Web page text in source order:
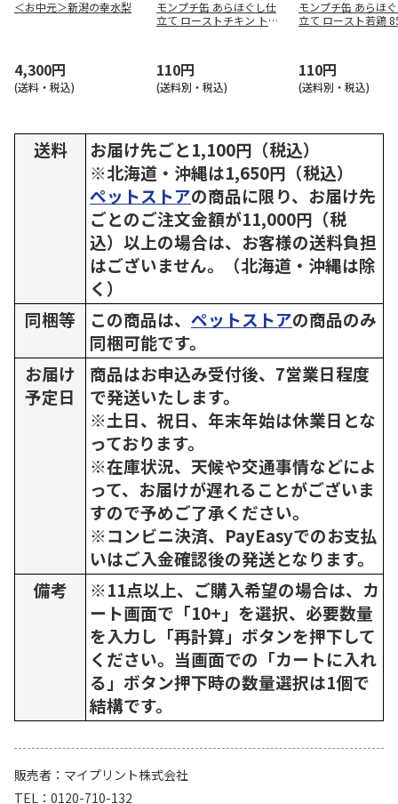
＜お中元＞新潟の幸水梨
4,300円
(送料・税込)
モンプチ缶 あらほぐし仕
立て ローストチキン トマ
110円
(送料別・税込)
モンプチ缶 あらほ
立て ロースト若鶏
110円
(送料別・税込)
送料
お届け先ごと1,100円（税込）
※北海道・沖縄は1,650円（税込）
ペットストアの商品に限り、お届け先
ごとのご注文金額が11,000円（税
込）以上の場合は、お客様の送料負担
はございません。（北海道・沖縄は除
く）
同梱等
この商品は、 ペットストアの商品のみ
同梱可能です。
お届け
予定日
商品はお申込み受付後、7営業日程度
で発送いたします。
※土日、祝日、年末年始は休業日とな
っております。
※在庫状況、天候や交通事情などによ
って、お届けが遅れることがございま
すので予めご了承ください。
※コンビニ決済、PayEasyでのお支払
いはご入金確認後の発送となります。
備考
※11点以上、ご購入希望の場合は、カ
ート画面で「10+」を選択、必要数量
を入力し「再計算」ボタンを押下して
ください。当画面での「カートに入れ
る」ボタン押下時の数量選択は1個で
結構です。
販売者
マイプリント株式会社
TEL
0120-710-132